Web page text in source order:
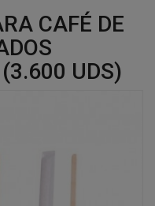
CAFÉ DE
(3.600 UDS)